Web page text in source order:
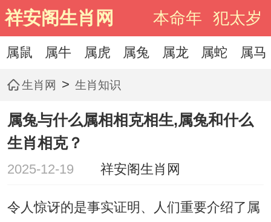
祥安阁生肖网 本命年 犯太岁
属鼠 属牛 属虎 属兔 属龙 属蛇 属马
生肖网 > 生肖知识
属兔与什么属相相克相生,属兔和什么
生肖相克？
2025-12-19 祥安阁生肖网
令人惊讶的是事实证明、人们重要介绍了属